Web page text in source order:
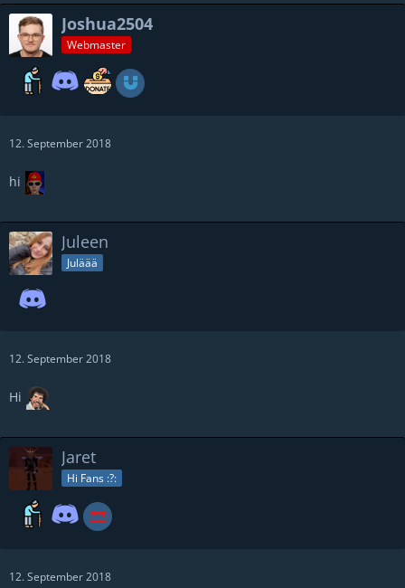
Joshua2504
Webmaster
12. September 2018
hi
Juleen
Juläää
12. September 2018
Hi
Jaret
Hi Fans :?:
12. September 2018